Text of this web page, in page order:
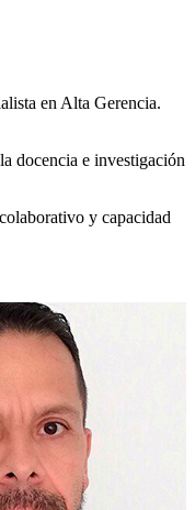
en Alta Gerencia.
docencia e investigación
y capacidad